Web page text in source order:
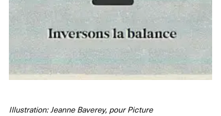
Illustration: Jeanne Baverey, pour Picture